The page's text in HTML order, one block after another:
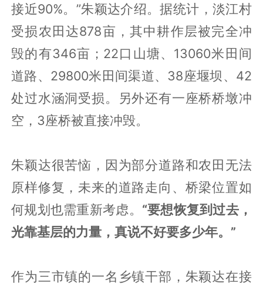
接近90%。”朱颖达介绍。据统计，淡江村
受损农田达878亩，其中耕作层被完全冲
毁的有346亩；22口山塘、13060米田间
道路、29800米田间渠道、38座堰坝、42
处过水涵洞受损。另外还有一座桥桥墩冲
空，3座桥被直接冲毁。
朱颖达很苦恼，因为部分道路和农田无法
原样修复，未来的道路走向、桥梁位置如
何规划也需重新考虑。 “要想恢复到过去，
光靠基层的力量，真说不好要多少年。”
作为三市镇的一名乡镇干部，朱颖达在接